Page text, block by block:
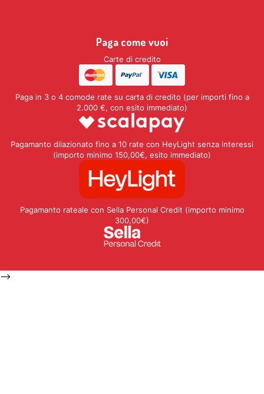
Paga come vuoi
Carte di credito
Paga in 3 o 4 comode rate su carta di credito (per importi fino a
2.000 €, con esito immediato)
Pagamanto dilazionato fino a 10 rate con HeyLight senza interessi
(importo minimo 150,00€, esito immediato)
Pagamanto rateale con Sella Personal Credit (importo minimo
300,00€)
-->